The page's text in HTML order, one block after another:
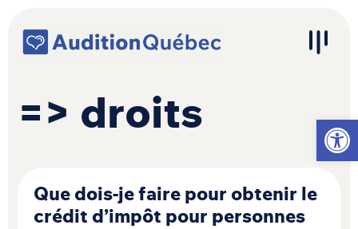
Ouvrir
Navigation principale
=> droits
Que dois-je faire pour obtenir le
crédit d’impôt pour personnes